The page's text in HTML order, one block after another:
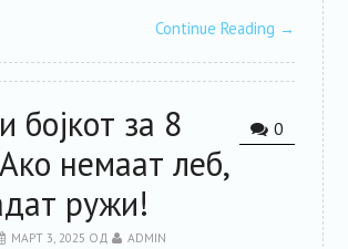
Continue Reading →
0
за 8
немаат леб,
ружи!
МАРТ 3, 2025 ОД ADMIN